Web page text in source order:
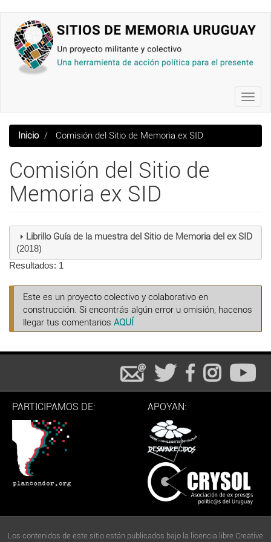
contenido
principal
Inicio Comisión del Sitio de Memoria ex SID
Comisión del Sitio de
Memoria ex SID
Librillo Guía de la muestra del Sitio de Memoria del ex SID
(2018)
Resultados: 1
Este es un proyecto colectivo y colaborativo en
construcción. Si encontrás algún error u omisión, hacenos
llegar tus comentarios AQUÍ
PARTICIPAMOS DE: APOYAN:
Los contenidos de este sitio están publicados bajo la licencia libre Creative